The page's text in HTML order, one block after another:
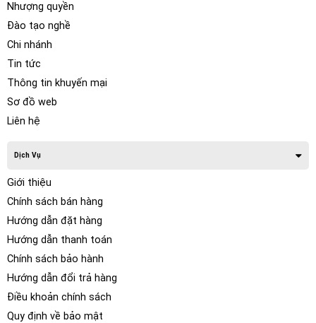
Nhượng quyền
Đào tạo nghề
Chi nhánh
Tin tức
Thông tin khuyến mại
Sơ đồ web
Liên hệ
Dịch Vụ
Giới thiệu
Chính sách bán hàng
Hướng dẫn đặt hàng
Hướng dẫn thanh toán
Chính sách bảo hành
Hướng dẫn đổi trả hàng
Điều khoản chính sách
Quy định về bảo mật